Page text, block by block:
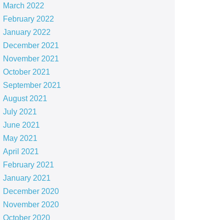
March 2022
February 2022
January 2022
December 2021
November 2021
October 2021
September 2021
August 2021
July 2021
June 2021
May 2021
April 2021
February 2021
January 2021
December 2020
November 2020
October 2020